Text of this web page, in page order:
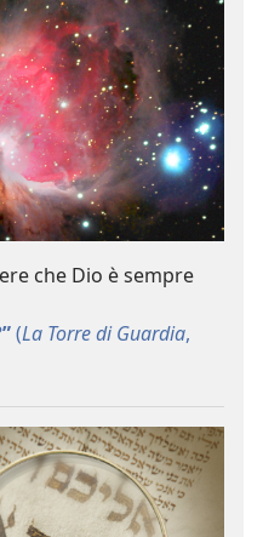
che Dio è sempre
(La Torre di Guardia,